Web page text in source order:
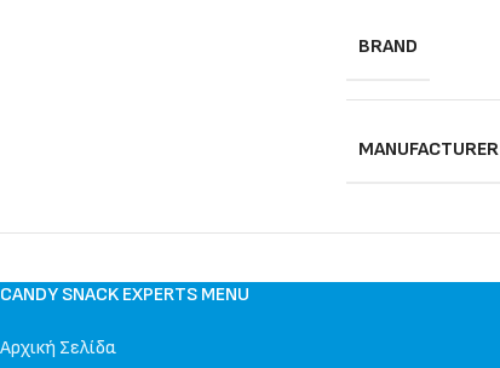
BRAND
MANUFACTURER
CANDY SNACK EXPERTS MENU
Αρχική Σελίδα